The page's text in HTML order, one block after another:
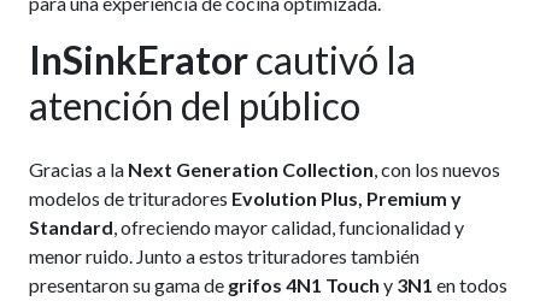
InSinkEratorcautivó la
atención del público
Gracias a la Next Generation Collection, con los nuevos
modelos de trituradores Evolution Plus, Premium y
Standard, ofreciendo mayor calidad, funcionalidad y
menor ruido. Junto a estos trituradores también
presentaron su gama de grifos 4N1 Touch y 3N1 en todos